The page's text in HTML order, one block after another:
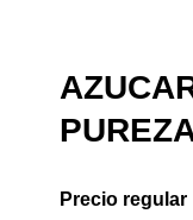
Precio regular